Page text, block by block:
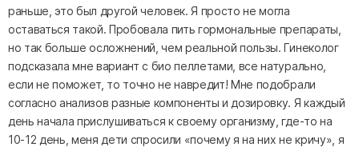
раньше, это был другой человек. Я просто не могла
оставаться такой. Пробовала пить гормональные препараты,
но так больше осложнений, чем реальной пользы. Гинеколог
подсказала мне вариант с био пеллетами, все натурально,
если не поможет, то точно не навредит! Мне подобрали
согласно анализов разные компоненты и дозировку. Я каждый
день начала прислушиваться к своему организму, где-то на
10-12 день, меня дети спросили «почему я на них не кричу», я